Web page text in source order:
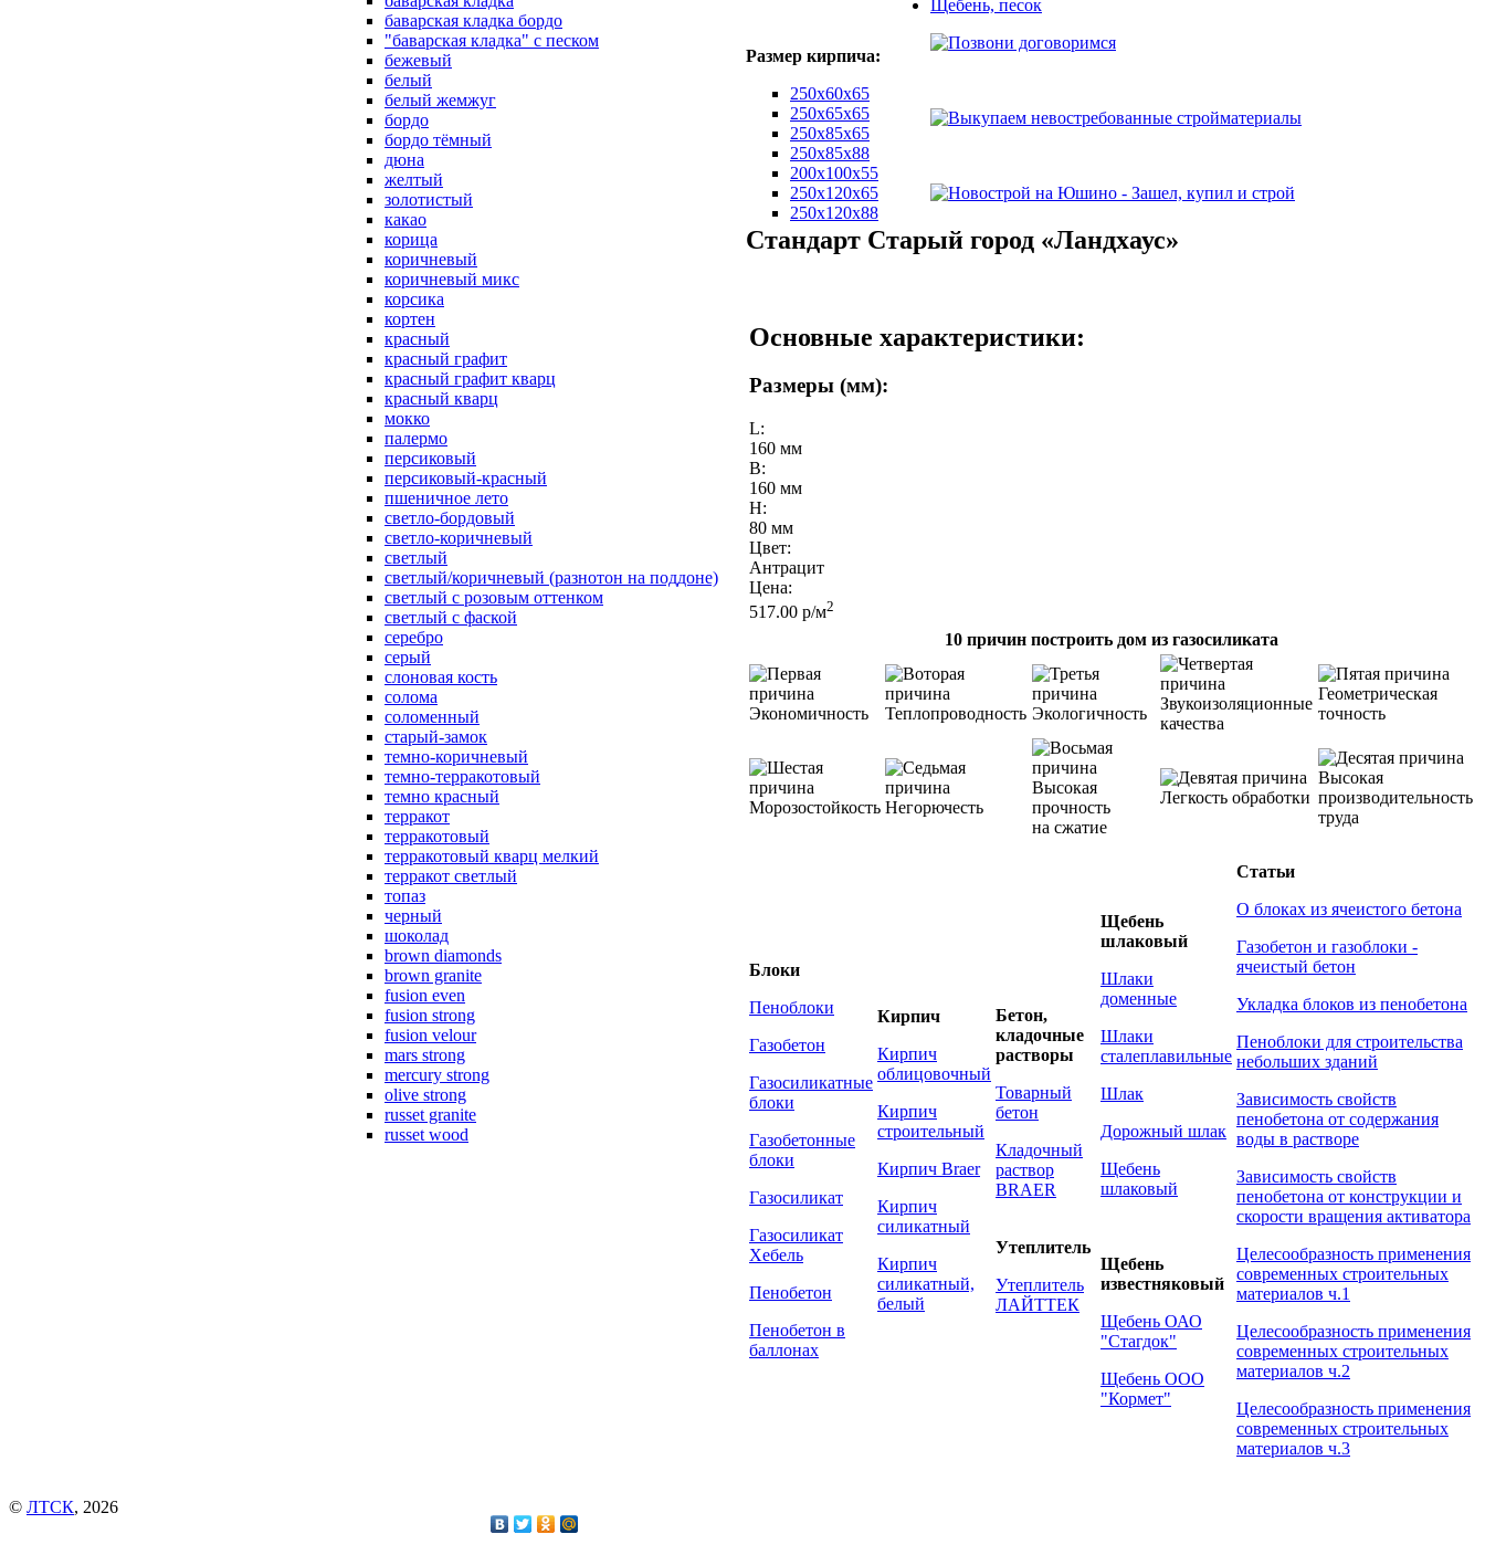
баварская кладка бордо
"баварская кладка" с песком
бежевый
белый
белый жемжуг
бордо
бордо тёмный
дюна
желтый
золотистый
какао
корица
коричневый
коричневый микс
корсика
кортен
красный
красный графит
красный графит кварц
красный кварц
мокко
палермо
персиковый
персиковый-красный
пшеничное лето
светло-бордовый
светло-коричневый
светлый
светлый/коричневый (разнотон на поддоне)
светлый с розовым оттенком
светлый с фаской
серебро
серый
слоновая кость
солома
соломенный
старый-замок
темно-коричневый
темно-терракотовый
темно красный
терракот
терракотовый
терракотовый кварц мелкий
терракот светлый
топаз
черный
шоколад
brown diamonds
brown granite
fusion even
fusion strong
fusion velour
mars strong
mercury strong
olive strong
russet granite
russet wood
Размер кирпича:
250х60х65
250х65х65
250х85х65
250х85х88
200х100х55
250х120х65
250х120х88
Щебень, песок
Стандарт Старый город «Ландхаус»
Основные характеристики:
Размеры (мм):
L:
160 мм
B:
160 мм
H:
80 мм
Цвет:
Антрацит
Цена:
517.00 р/м2
10 причин построить дом из газосиликата
Экономичность Теплопроводность Экологичность
Звукоизоляционные
качества
Геометрическая
точность
Морозостойкость Негорючесть
Высокая
прочность
на сжатие
Легкость обработки
Высокая
производительность
труда
Блоки
Пеноблоки
Газобетон
Газосиликатные
блоки
Газобетонные
блоки
Газосиликат
Газосиликат
Хебель
Пенобетон
Пенобетон в
баллонах
Кирпич
Кирпич
облицовочный
Кирпич
строительный
Кирпич Braer
Кирпич
силикатный
Кирпич
силикатный,
белый
Бетон,
кладочные
растворы
Товарный
бетон
Кладочный
раствор
BRAER
Утеплитель
Утеплитель
ЛАЙТТЕК
Щебень
шлаковый
Шлаки
доменные
Шлаки
сталеплавильные
Шлак
Дорожный шлак
Щебень
шлаковый
Щебень
известняковый
Щебень ОАО
"Стагдок"
Щебень ООО
"Кормет"
Статьи
О блоках из ячеистого бетона
Газобетон и газоблоки -
ячеистый бетон
Укладка блоков из пенобетона
Пеноблоки для строительства
небольших зданий
Зависимость свойств
пенобетона от содержания
воды в растворе
Зависимость свойств
пенобетона от конструкции и
скорости вращения активатора
Целесообразность применения
современных строительных
материалов ч.1
Целесообразность применения
современных строительных
материалов ч.2
Целесообразность применения
современных строительных
материалов ч.3
© ЛТСК, 2026